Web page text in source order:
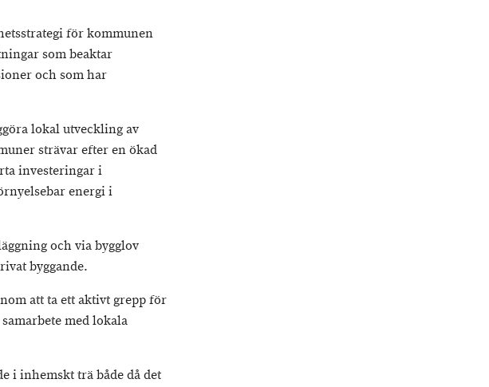
för kommunen
som beaktar
och som har
lokal utveckling av
strävar efter en ökad
investeringar i
energi i
och via bygglov
byggande.
att ta ett aktivt grepp för
med lokala
i inhemskt trä både då det